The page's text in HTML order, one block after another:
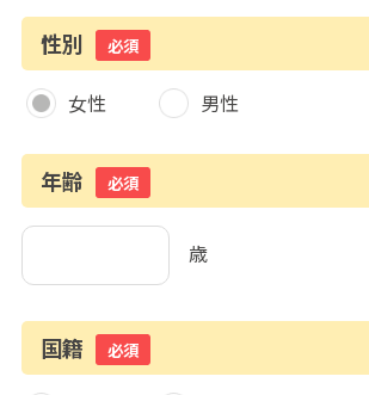
性別 必須
女性 男性
年齢 必須
歳
国籍 必須